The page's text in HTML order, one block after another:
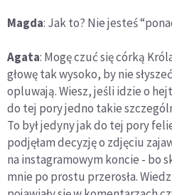
Magda: Jak to? Nie jesteś
Agata: Mogę czuć się córką
głowę tak wysoko, by nie
opluwają. Wiesz, jeśli idzie o
do tej pory jedno takie
To był jedyny jak do tej pory
podjęłam decyzję o zdjęciu
na instagramowym koncie - bo
mnie po prostu przerosła.